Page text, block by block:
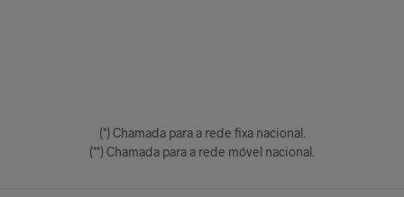
(*) Chamada para a rede fixa nacional.
(**) Chamada para a rede móvel nacional.